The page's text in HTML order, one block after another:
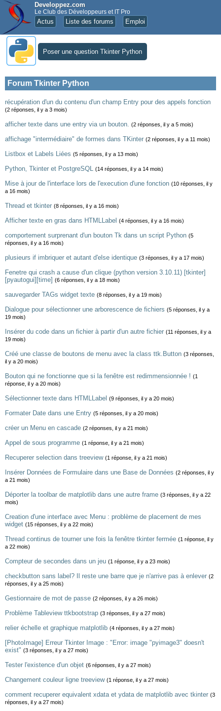
Developpez.com
Le Club des Développeurs et IT Pro
Actus Liste des forums Emploi
Poser une question Tkinter Python
Forum Tkinter Python
récupération d'un du contenu d'un champ Entry pour des appels fonction
(2 réponses, il y a 3 mois)
afficher texte dans une entry via un bouton. (2 réponses, il y a 5 mois)
affichage "intermédiaire" de formes dans TKinter (2 réponses, il y a 11 mois)
Listbox et Labels Liées (5 réponses, il y a 13 mois)
Python, Tkinter et PostgreSQL (14 réponses, il y a 14 mois)
Mise à jour de l'interface lors de l'execution d'une fonction (10 réponses, il y
a 16 mois)
Thread et tkinter (8 réponses, il y a 16 mois)
Afficher texte en gras dans HTMLLabel (4 réponses, il y a 16 mois)
comportement surprenant d'un bouton Tk dans un script Python (5
réponses, il y a 16 mois)
plusieurs if imbriquer et autant d'else identique (3 réponses, il y a 17 mois)
Fenetre qui crash a cause d'un clique (python version 3.10.11) [tkinter]
[pyautogui][time] (6 réponses, il y a 18 mois)
sauvegarder TAGs widget texte (8 réponses, il y a 19 mois)
Dialogue pour sélectionner une arborescence de fichiers (5 réponses, il y a
19 mois)
Insérer du code dans un fichier à partir d'un autre fichier (11 réponses, il y a
19 mois)
Créé une classe de boutons de menu avec la class ttk.Button (3 réponses,
il y a 20 mois)
Bouton qui ne fonctionne que si la fenêtre est redimmensionnée ! (1
réponse, il y a 20 mois)
Sélectionner texte dans HTMLLabel (9 réponses, il y a 20 mois)
Formater Date dans une Entry (5 réponses, il y a 20 mois)
créer un Menu en cascade (2 réponses, il y a 21 mois)
Appel de sous programme (1 réponse, il y a 21 mois)
Recuperer selection dans treeview (1 réponse, il y a 21 mois)
Insérer Données de Formulaire dans une Base de Données (2 réponses, il y
a 21 mois)
Déporter la toolbar de matplotlib dans une autre frame (3 réponses, il y a 22
mois)
Creation d'une interface avec Menu : problème de placement de mes
widget (15 réponses, il y a 22 mois)
Thread continus de tourner une fois la fenêtre tkinter fermée (1 réponse, il y
a 22 mois)
Compteur de secondes dans un jeu (1 réponse, il y a 23 mois)
checkbutton sans label? Il reste une barre que je n'arrive pas à enlever (2
réponses, il y a 25 mois)
Gestionnaire de mot de passe (2 réponses, il y a 26 mois)
Problème Tableview ttkbootstrap (3 réponses, il y a 27 mois)
relier échelle et graphique matplotlib (4 réponses, il y a 27 mois)
[PhotoImage] Erreur Tkinter Image : "Error: image "pyimage3" doesn't
exist" (3 réponses, il y a 27 mois)
Tester l'existence d'un objet (6 réponses, il y a 27 mois)
Changement couleur ligne treeview (1 réponse, il y a 27 mois)
comment recuperer equivalent xdata et ydata de matplotlib avec tkinter (3
réponses, il y a 27 mois)